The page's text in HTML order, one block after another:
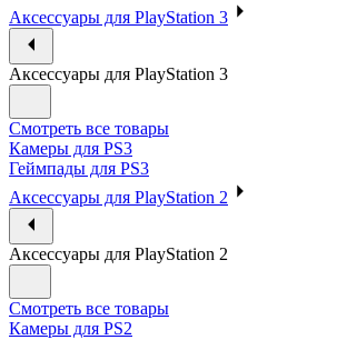
Аксессуары для PlayStation 3
Аксессуары для PlayStation 3
Смотреть все товары
Камеры для PS3
Геймпады для PS3
Аксессуары для PlayStation 2
Аксессуары для PlayStation 2
Смотреть все товары
Камеры для PS2